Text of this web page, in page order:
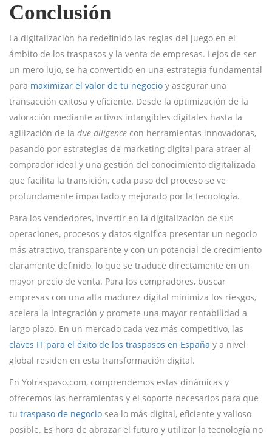
Conclusión
La digitalización ha redefinido las reglas del juego en el
ámbito de los traspasos y la venta de empresas. Lejos de ser
un mero lujo, se ha convertido en una estrategia fundamental
para maximizar el valor de tu negocio y asegurar una
transacción exitosa y eficiente. Desde la optimización de la
valoración mediante activos intangibles digitales hasta la
agilización de la due diligence con herramientas innovadoras,
pasando por estrategias de marketing digital para atraer al
comprador ideal y una gestión del conocimiento digitalizada
que facilita la transición, cada paso del proceso se ve
profundamente impactado y mejorado por la tecnología.
Para los vendedores, invertir en la digitalización de sus
operaciones, procesos y datos significa presentar un negocio
más atractivo, transparente y con un potencial de crecimiento
claramente definido, lo que se traduce directamente en un
mayor precio de venta. Para los compradores, buscar
empresas con una alta madurez digital minimiza los riesgos,
acelera la integración y promete una mayor rentabilidad a
largo plazo. En un mercado cada vez más competitivo, las
claves IT para el éxito de los traspasos en España y a nivel
global residen en esta transformación digital.
En Yotraspaso.com, comprendemos estas dinámicas y
ofrecemos las herramientas y el soporte necesarios para que
tu traspaso de negocio sea lo más digital, eficiente y valioso
posible. Es hora de abrazar el futuro y utilizar la tecnología no